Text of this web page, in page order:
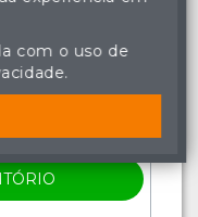
com o uso de